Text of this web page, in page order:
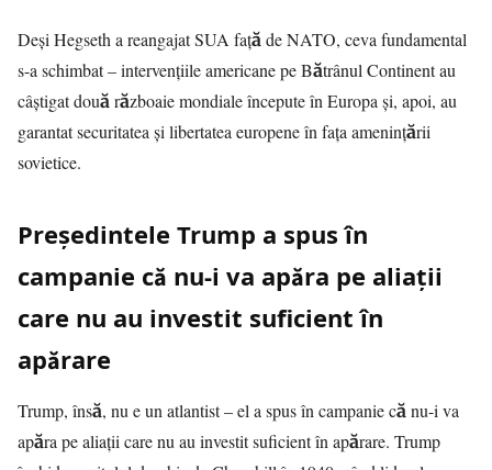
Deși Hegseth a reangajat SUA față de NATO, ceva fundamental
s-a schimbat – intervențiile americane pe Bătrânul Continent au
câștigat două războaie mondiale începute în Europa și, apoi, au
garantat securitatea și libertatea europene în fața amenințării
sovietice.
Preşedintele Trump a spus în
campanie că nu-i va apăra pe aliații
care nu au investit suficient în
apărare
Trump, însă, nu e un atlantist – el a spus în campanie că nu-i va
apăra pe aliații care nu au investit suficient în apărare. Trump